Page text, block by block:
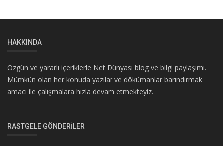
HAKKINDA
Özgün ve yararlı içeriklerle Net Dünyası blog ve bilgi paylaşımı.
Mümkün olan her konuda yazılar ve dökümanlar barındırmak
amacı ile çalışmalara hızla devam etmekteyiz.
RASTGELE GÖNDERILER